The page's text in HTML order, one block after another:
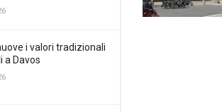
i valori tradizionali
a Davos